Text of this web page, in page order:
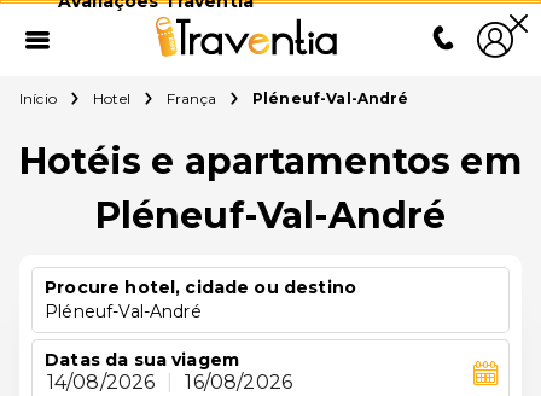
Início Hotel França Pléneuf-Val-André
Hotéis e apartamentos em
Pléneuf-Val-André
Procure hotel, cidade ou destino
Pléneuf-Val-André
Datas da sua viagem
14/08/2026 16/08/2026